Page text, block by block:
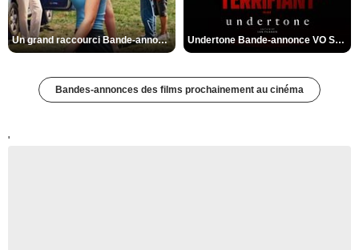
Un grand raccourci Bande-annonce VF Undertone Bande-annonce VO STFR
Bandes-annonces des films prochainement au cinéma
'